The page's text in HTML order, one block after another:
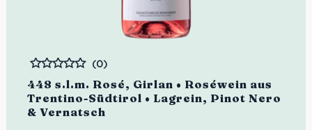
448 s.l.m. Rosé, Girlan • Roséwein aus
Trentino-Südtirol • Lagrein, Pinot Nero
& Vernatsch
Bewertet
(0)